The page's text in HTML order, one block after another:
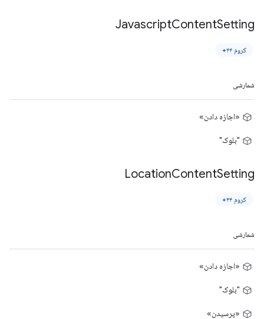
JavascriptContentSetting
کروم ۴۴+
شمارشی
«اجازه دادن»
"بلوک"
LocationContentSetting
کروم ۴۴+
شمارشی
«اجازه دادن»
"بلوک"
«پرسیدن»